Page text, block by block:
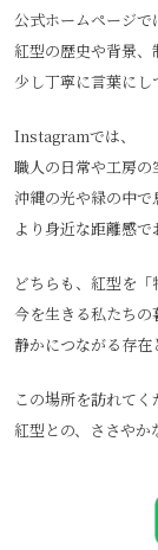
公式ホームページで
紅型の歴史や背景、
少し丁寧に言葉にし
Instagramでは、
職人の日常や工房の
沖縄の光や緑の中で
より身近な距離感で
どちらも、紅型を「
今を生きる私たちの
静かにつながる存在
この場所を訪れてく
紅型との、ささやか